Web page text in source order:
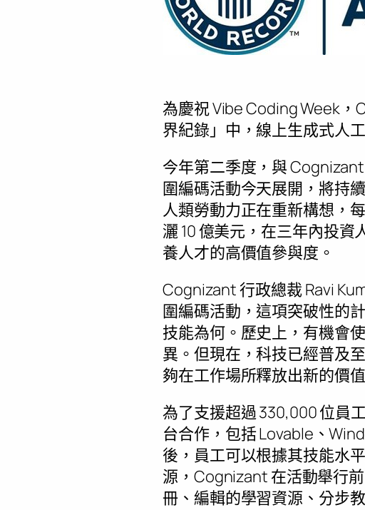
為慶祝 Vibe Coding Week，
界紀錄」中，線上生成式人
今年第二季度，與
圍編碼活動今天展開，將持
人類勞動力正在重新構想，
灑 10 億美元，在三年內投
養人才的高價值參與度。
Cognizant 行政總裁 Ravi
圍編碼活動，這項突破性的
技能為何。歷史上，有機會
異。但現在，科技已經普及
夠在工作場所釋放出新的價
為了支援超過 330,000 位員
台合作，包括 Lovable、
後，員工可以根據其技能水
源，Cognizant 在活動舉行
冊、編輯的學習資源、分步